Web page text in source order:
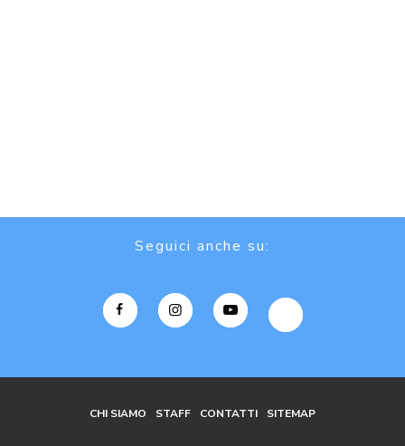
Seguici anche su:
CHI SIAMO STAFF CONTATTI SITEMAP